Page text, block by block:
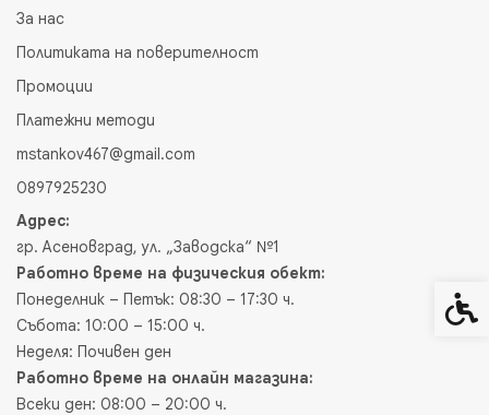
За нас
Политиката на поверителност
Промоции
Платежни методи
mstankov467@gmail.com
0897925230
Адрес:
гр. Асеновград, ул. „Заводска“ №1
Работно време на физическия обект:
Понеделник – Петък: 08:30 – 17:30 ч.
Събота: 10:00 – 15:00 ч.
Неделя: Почивен ден
Работно време на онлайн магазина:
Всеки ден: 08:00 – 20:00 ч.